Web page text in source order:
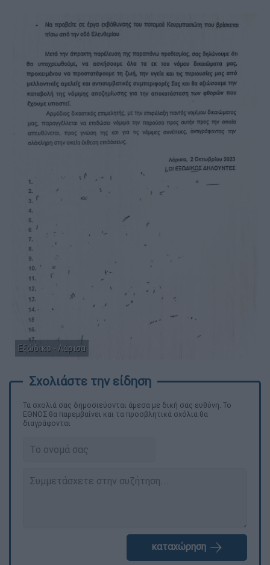
Εξώδικο - Λάρισα
Τα σχολιά σας δημοσιεύονται άμεσα με δική σας ευθύνη. Το
ΕΘΝΟΣ θα παρεμβαίνει και τα προσβλητικά σχόλια θα
διαγράφονται
καταχώρηση